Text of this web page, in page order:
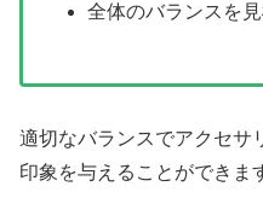
全体のバランスを
適切なバランスでアクセサ
印象を与えることができま